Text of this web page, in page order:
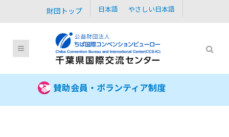
財団トップ 日本語 やさしい日本語
賛助会員・ボランティア制度